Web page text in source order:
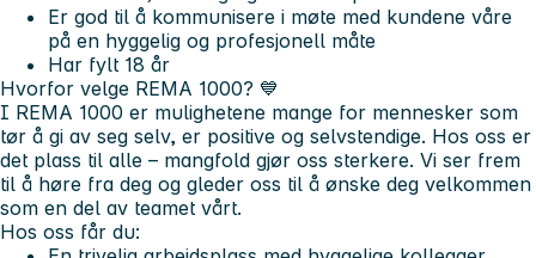
Er god til å kommunisere i møte med kundene våre
på en hyggelig og profesjonell måte
Har fylt 18 år
Hvorfor velge REMA 1000? 💙
I REMA 1000 er mulighetene mange for mennesker som
tør å gi av seg selv, er positive og selvstendige. Hos oss er
det plass til alle – mangfold gjør oss sterkere. Vi ser frem
til å høre fra deg og gleder oss til å ønske deg velkommen
som en del av teamet vårt.
Hos oss får du: